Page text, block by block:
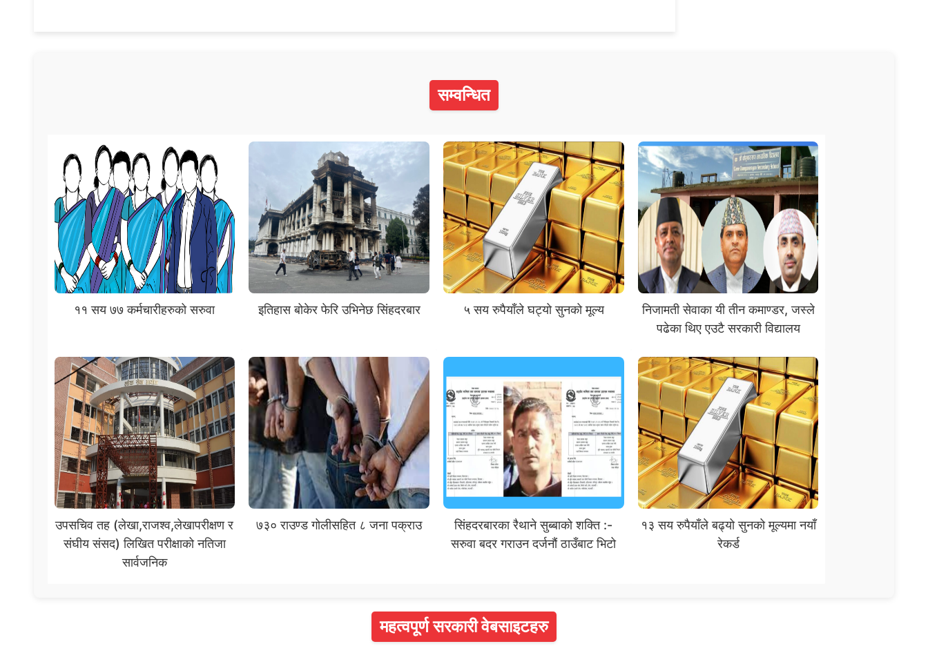
सम्वन्धित
११ सय ७७ कर्मचारीहरुको सरुवा इतिहास बोकेर फेरि उभिनेछ सिंहदरबार ५ सय रुपैयाँले घट्यो सुनको मूल्य
निजामती सेवाका यी तीन कमाण्डर, जस्ले
पढेका थिए एउटै सरकारी विद्यालय
उपसचिव तह (लेखा,राजश्व,लेखापरीक्षण र
संघीय संसद) लिखित परीक्षाको नतिजा
सार्वजनिक
७३० राउण्ड गोलीसहित ८ जना पक्राउ
सिंहदरबारका रैथाने सुब्बाको शक्ति :-
सरुवा बदर गराउन दर्जनौं ठाउँबाट भिटो
१३ सय रुपैयाँले बढ्यो सुनको मूल्यमा नयाँ
रेकर्ड
महत्वपूर्ण सरकारी वेबसाइटहरु